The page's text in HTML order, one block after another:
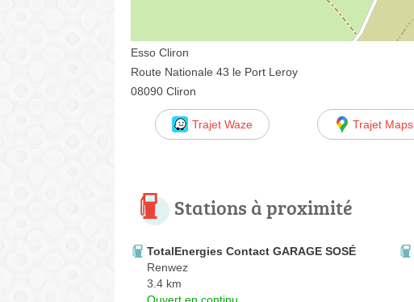
Esso Cliron
Route Nationale 43 le Port Leroy
08090 Cliron
Trajet Waze Trajet Maps
Stations à proximité
TotalEnergies Contact GARAGE SOSÉ
Renwez
3.4 km